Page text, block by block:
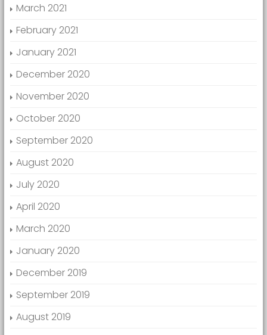
March 2021
February 2021
January 2021
December 2020
November 2020
October 2020
September 2020
August 2020
July 2020
April 2020
March 2020
January 2020
December 2019
September 2019
August 2019